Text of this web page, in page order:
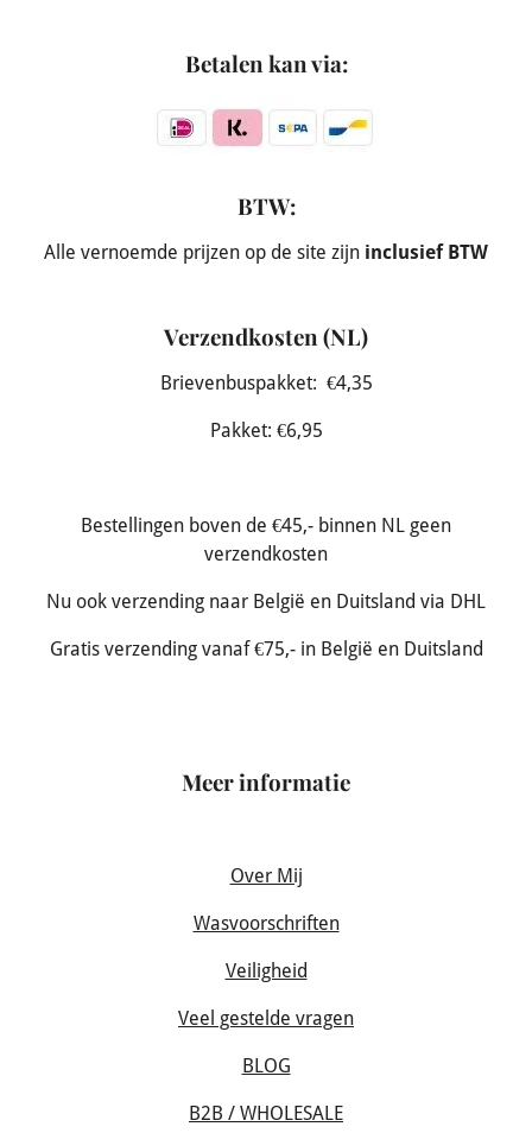
Betalen kan via:
BTW:
Alle vernoemde prijzen op de site zijn inclusief BTW
Verzendkosten (NL)
Brievenbuspakket: €4,35
Pakket: €6,95
Bestellingen boven de €45,- binnen NL geen
verzendkosten
Nu ook verzending naar België en Duitsland via DHL
Gratis verzending vanaf €75,- in België en Duitsland
Meer informatie
Over Mij
Wasvoorschriften
Veiligheid
Veel gestelde vragen
BLOG
B2B / WHOLESALE